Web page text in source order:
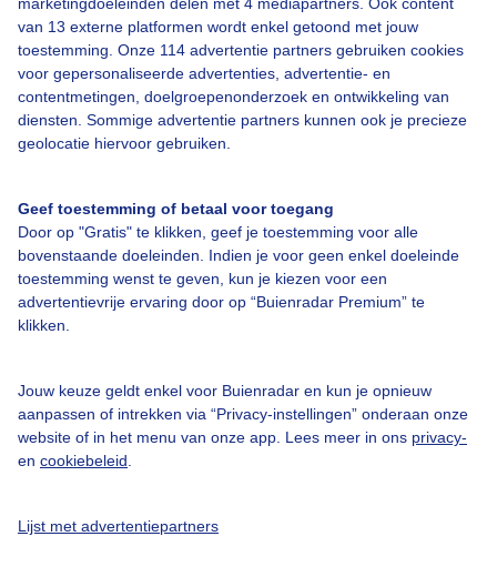
marketingdoeleinden delen met 4 mediapartners. Ook content
van 13 externe platformen wordt enkel getoond met jouw
toestemming. Onze 114 advertentie partners gebruiken cookies
voor gepersonaliseerde advertenties, advertentie- en
contentmetingen, doelgroepenonderzoek en ontwikkeling van
diensten. Sommige advertentie partners kunnen ook je precieze
geolocatie hiervoor gebruiken.
Geef toestemming of betaal voor toegang
Door op "Gratis" te klikken, geef je toestemming voor alle
bovenstaande doeleinden. Indien je voor geen enkel doeleinde
toestemming wenst te geven, kun je kiezen voor een
advertentievrije ervaring door op “Buienradar Premium” te
klikken.
Jouw keuze geldt enkel voor Buienradar en kun je opnieuw
aanpassen of intrekken via “Privacy-instellingen” onderaan onze
website of in het menu van onze app. Lees meer in ons privacy-
en cookiebeleid
Lijst met advertentiepartners
Over Buienradar
Bedrijfsgegevens
Contact
Toegankelijkheid
Gebruikersvoorwaarden
Adverteren
Privacy beleid
Cookie beleid